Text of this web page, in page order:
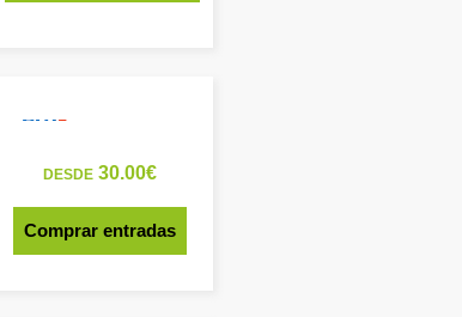
DESDE30.00€
Comprar entradas